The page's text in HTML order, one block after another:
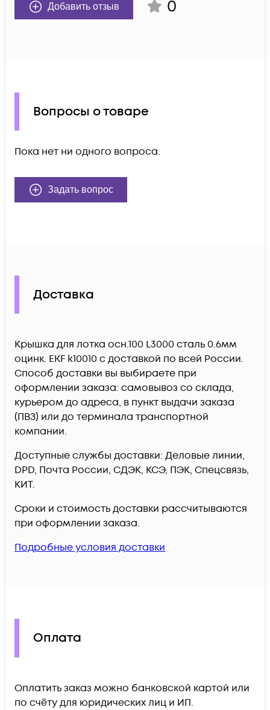
Добавить отзыв 0
Вопросы о товаре
Пока нет ни одного вопроса.
Задать вопрос
Доставка
Крышка для лотка осн.100 L3000 сталь 0.6мм
оцинк. EKF k10010 c доставкой по всей России.
Способ доставки вы выбираете при
оформлении заказа: самовывоз со склада,
курьером до адреса, в пункт выдачи заказа
(ПВЗ) или до терминала транспортной
компании.
Доступные службы доставки: Деловые линии,
DPD, Почта России, СДЭК, КСЭ, ПЭК, Спецсвязь,
КИТ.
Сроки и стоимость доставки рассчитываются
при оформлении заказа.
Подробные условия доставки
Оплата
Оплатить заказ можно банковской картой или
по счёту для юридических лиц и ИП.